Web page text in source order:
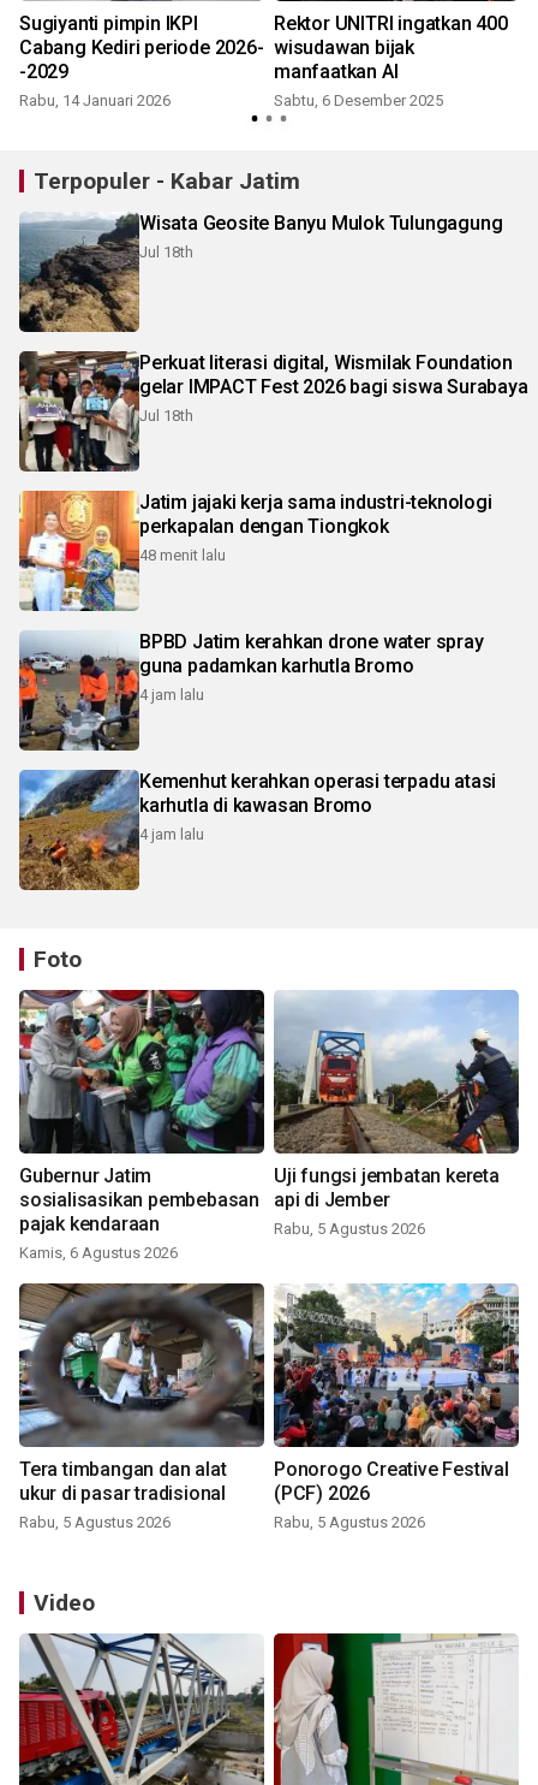
Sugiyanti pimpin IKPI
Cabang Kediri periode 2026-
-2029
Rabu, 14 Januari 2026
Rektor UNITRI ingatkan 400
wisudawan bijak
manfaatkan AI
Sabtu, 6 Desember 2025
Terpopuler - Kabar Jatim
Wisata Geosite Banyu Mulok Tulungagung
Jul 18th
Perkuat literasi digital, Wismilak Foundation
gelar IMPACT Fest 2026 bagi siswa Surabaya
Jul 18th
Jatim jajaki kerja sama industri-teknologi
perkapalan dengan Tiongkok
48 menit lalu
BPBD Jatim kerahkan drone water spray
guna padamkan karhutla Bromo
4 jam lalu
Kemenhut kerahkan operasi terpadu atasi
karhutla di kawasan Bromo
4 jam lalu
Foto
Gubernur Jatim
sosialisasikan pembebasan
pajak kendaraan
Kamis, 6 Agustus 2026
Uji fungsi jembatan kereta
api di Jember
Rabu, 5 Agustus 2026
Tera timbangan dan alat
ukur di pasar tradisional
Rabu, 5 Agustus 2026
Ponorogo Creative Festival
(PCF) 2026
Rabu, 5 Agustus 2026
Video